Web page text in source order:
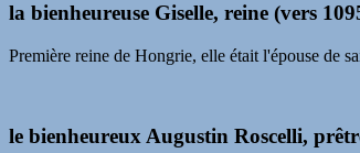
la bienheureuse Giselle, reine (vers
Première reine de Hongrie, elle était l'épouse de
le bienheureux Augustin Roscelli,